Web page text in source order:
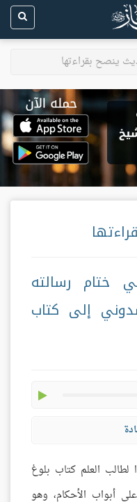
ينصح بقراءتها
ختام رسالته
إلى كتاب
العلم كتاب بلوغ
أبواب الأحكام، وهو